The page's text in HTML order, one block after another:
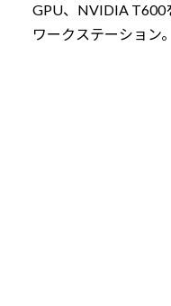
GPU、NVIDIA T600
ワークステーション。